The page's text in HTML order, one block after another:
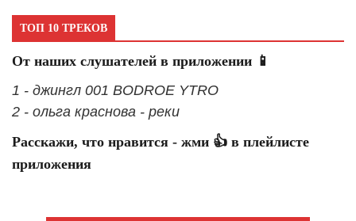
ТОП 10 ТРЕКОВ
От наших слушателей в приложении 📱
1 - джингл 001 BODROE YTRO
2 - ольга краснова - реки
Расскажи, что нравится - жми 👍 в плейлисте
приложения